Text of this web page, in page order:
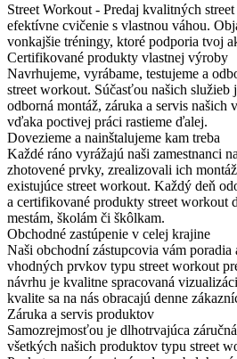
Street Workout - Predaj kvalitných
efektívne cvičenie s vlastnou váhou.
vonkajšie tréningy, ktoré podporia tvoj
Certifikované produkty vlastnej výroby
Navrhujeme, vyrábame, testujeme a
street workout. Súčasťou našich služieb
odborná montáž, záruka a servis našich
vďaka poctivej práci rastieme ďalej.
Dovezieme a nainštalujeme kam treba
Každé ráno vyrážajú naši zamestnanci
zhotovené prvky, zrealizovali ich
existujúce street workout. Každý deň
a certifikované produkty street workout
mestám, školám či škôlkam.
Obchodné zastúpenie v celej krajine
Naši obchodní zástupcovia vám poradia
vhodných prvkov typu street workout
návrhu je kvalitne spracovaná
kvalite sa na nás obracajú denne
Záruka a servis produktov
Samozrejmosťou je dlhotrvajúca
všetkých našich produktov typu street